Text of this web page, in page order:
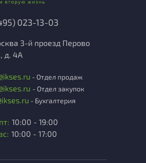
023-13-03
3-й проезд Перово
д. 4А
- Отдел продаж
- Отдел закупок
- Бухгалтерия
10:00 - 19:00
10:00 - 17:00